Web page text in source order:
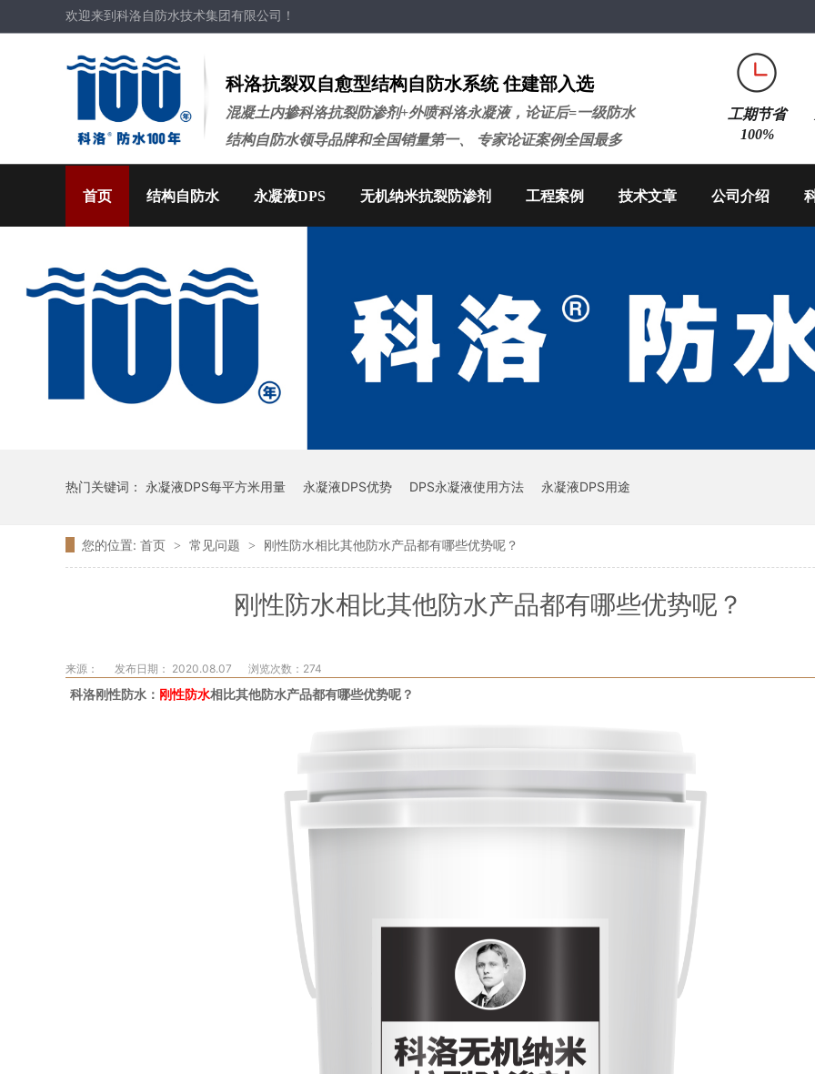
欢迎来到科洛自防水技术集团有限公司！
科洛抗裂双自愈型结构自防水系统 住建部入选
混凝土内掺科洛抗裂防渗剂+外喷科洛永凝液，论证后=一级防水
结构自防水领导品牌和全国销量第一、 专家论证案例全国最多
工期节省
100%
首页 结构自防水 永凝液DPS 无机纳米抗裂防渗剂 工程案例 技术文章 公司介绍
热门关键词： 永凝液DPS每平方米用量 永凝液DPS优势 DPS永凝液使用方法 永凝液DPS用途
您的位置: 首页 > 常见问题 > 刚性防水相比其他防水产品都有哪些优势呢？
刚性防水相比其他防水产品都有哪些优势呢？
来源： 发布日期： 2020.08.07 浏览次数： 274
科洛刚性防水： 刚性防水相比其他防水产品都有哪些优势呢？